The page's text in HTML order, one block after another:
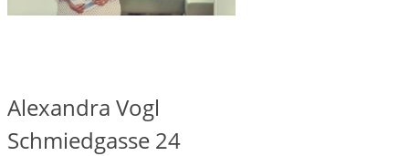
Alexandra Vogl
Schmiedgasse 24